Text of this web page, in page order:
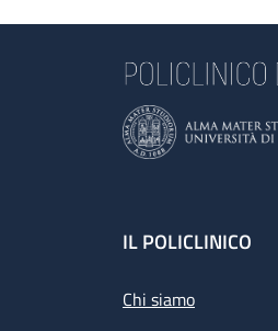
Footer
IL POLICLINICO
Chi siamo